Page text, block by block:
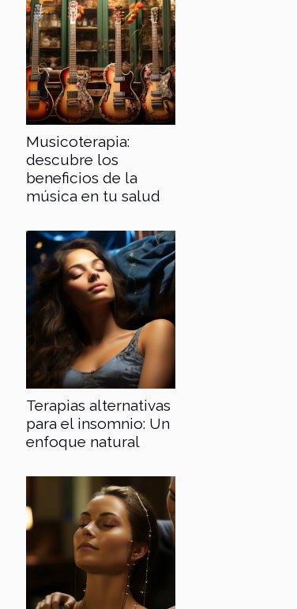
Musicoterapia:
descubre los
beneficios de la
música en tu salud
Terapias alternativas
para el insomnio: Un
enfoque natural